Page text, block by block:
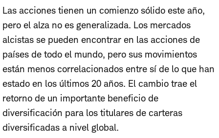
Las acciones tienen un comienzo sólido este año,
pero el alza no es generalizada. Los mercados
alcistas se pueden encontrar en las acciones de
países de todo el mundo, pero sus movimientos
están menos correlacionados entre sí de lo que han
estado en los últimos 20 años. El cambio trae el
retorno de un importante beneficio de
diversificación para los titulares de carteras
diversificadas a nivel global.